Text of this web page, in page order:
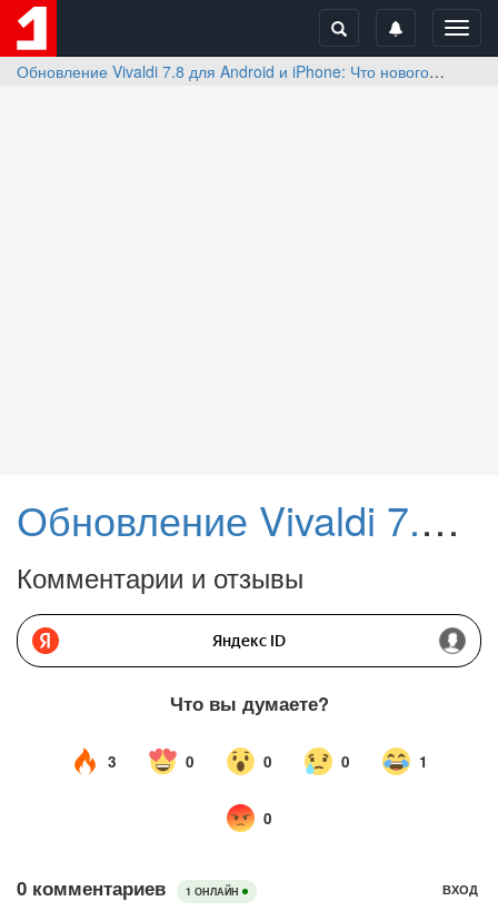
Обновление Vivaldi 7.8 для Android и iPhone: Что нового
Обновление Vivaldi 7.8 для Android и iPhone: Что нового
Комментарии и отзывы